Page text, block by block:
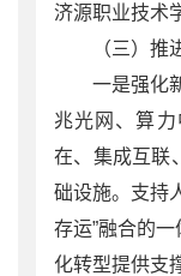
济源职业技术
（三）
一是强化
兆光网、算
在、集成互联
础设施。支持
存运”融合的
化转型提供支